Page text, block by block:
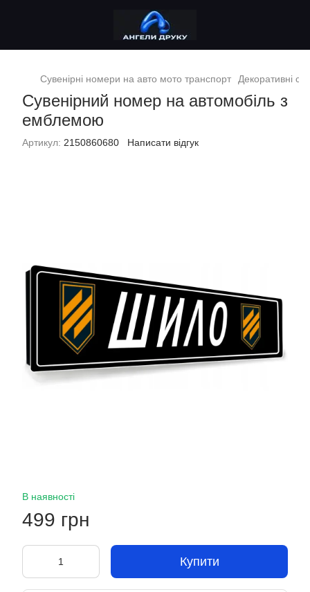
Сувенірні номери на авто мото транспорт Декоративні
Сувенірний номер на автомобіль з
емблемою
Артикул: 2150860680 Написати відгук
В наявності
499 грн
Купити